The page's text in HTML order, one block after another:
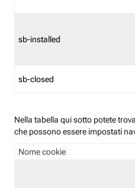
sb-installed
sb-closed
Nella tabella qui sotto potete
che possono essere impostati
Nome cookie